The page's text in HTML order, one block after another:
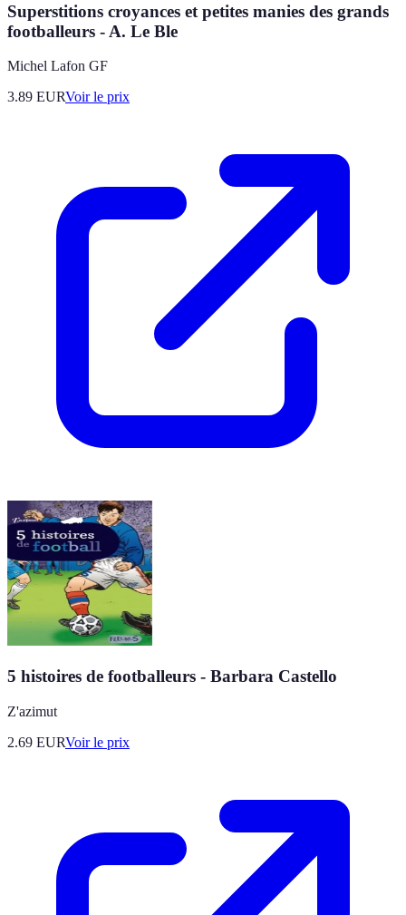
Superstitions croyances et petites manies des grands
footballeurs - A. Le Ble
Michel Lafon GF
3.89 EURVoir le prix
5 histoires de footballeurs - Barbara Castello
Z'azimut
2.69 EURVoir le prix